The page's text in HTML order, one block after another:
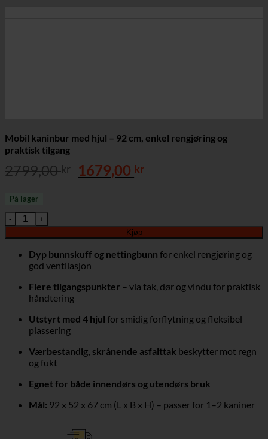
Mobil kaninbur med hjul – 92 cm, enkel rengjøring og
praktisk tilgang
2799,00kr
Opprinnelig
pris
1679,00 krNåværende
På lager
Mobil kaninbur med hjul – 92 cm, enkel rengjøring og praktisk
Kjøp
Dyp bunnskuff og nettingbunn for enkel rengjøring og
god ventilasjon
Flere tilgangspunkter – via tak, dør og vindu for praktisk
håndtering
Utstyrt med 4 hjul for smidig forflytning og fleksibel
plassering
Værbestandig, skrånende asfalttak beskytter mot regn
og fukt
Egnet for både innendørs og utendørs bruk
Mål: 92 x 52 x 67 cm (L x B x H) – passer for 1–2 kaniner